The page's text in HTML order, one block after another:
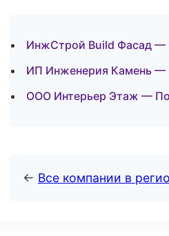
ИнжСтрой Build Фасад —
ИП Инженерия Камень —
ООО Интерьер Этаж —
← Все компании в